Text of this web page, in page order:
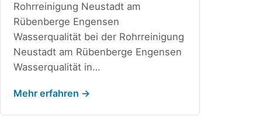
Rohrreinigung Neustadt am
Rübenberge Engensen
Wasserqualität bei der Rohrreinigung
Neustadt am Rübenberge Engensen
Wasserqualität in…
Mehr erfahren →